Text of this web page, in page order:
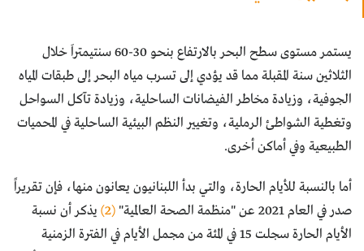
يستمر مستوى سطح البحر بالارتفاع بنحو 30-60 سنتيمتراَ خلال
الثلاثين سنة المقبلة مما قد يؤدي إلى تسرب مياه البحر إلى طبقات المياه
الجوفية، وزيادة مخاطر الفيضانات الساحلية، وزيادة تآكل السواحل
وتغطية الشواطئ الرملية، وتغيير النظم البيئية الساحلية في المحميات
الطبيعية وفي أماكن أخرى.
أما بالنسبة للأيام الحارة، والتي بدأ اللبنانيون يعانون منها، فإن تقريراً
صدر في العام 2021 عن "منظمة الصحة العالمية"
(2)
يذكر أن نسبة
الأيام الحارة سجلت 15 في المئة من مجمل الأيام في الفترة الزمنية